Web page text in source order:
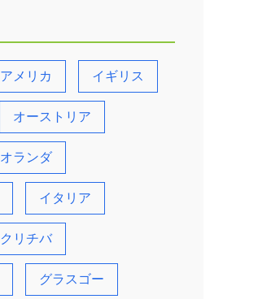
アメリカ イギリス
オーストリア
オランダ
イタリア
クリチバ
グラスゴー